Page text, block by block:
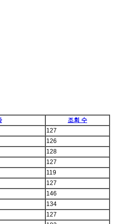
조회 수
127
126
128
127
119
127
146
134
127